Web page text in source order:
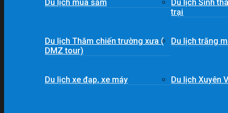
Du lịch mua sắm
Du lịch Sinh
trại
Du lịch Thăm chiến trường xưa (
DMZ tour)
Du lịch trăng
Du lịch xe đạp, xe máy Du lịch Xuyên